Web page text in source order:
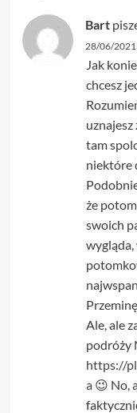
Bart
28/06/2021
Jak
chcesz
uznajesz
tam
niektóre
że
swoich
Ale, ale
podróży
https://
a😉 No,